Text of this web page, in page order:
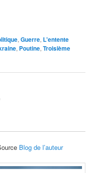
,Guerre, L'entente
, Poutine,Troisième
Blog de l’auteur